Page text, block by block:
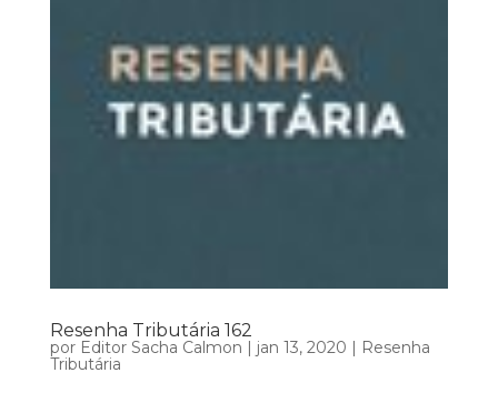
Resenha Tributária 162
por Editor Sacha Calmon | jan 13, 2020 | Resenha
Tributária